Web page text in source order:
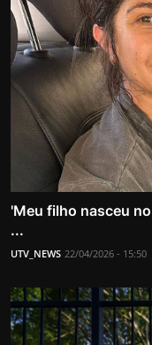
'Meu filho nasceu
...
UTV_NEWS 22/04/2026 - 15:50